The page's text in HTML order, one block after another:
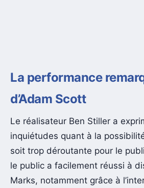
La performance
d’Adam Scott
Le réalisateur Ben Stiller a
inquiétudes quant à la
soit trop déroutante pour le
le public a facilement réussi à
Marks, notamment grâce à